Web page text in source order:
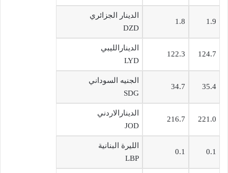
1.9
1.8
الدينار الجزائري
DZD
124.7
122.3
الدينارالليبي
LYD
35.4
34.7
الجنيه السوداني
SDG
221.0
216.7
الدينارالاردني
JOD
0.1
0.1
الليرة البنانية
LBP